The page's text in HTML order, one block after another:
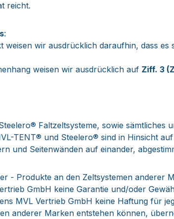
reicht.
:
weisen wir ausdrücklich daraufhin, dass es
weisen wir ausdrücklich auf Ziff. 3
Faltzeltsysteme, sowie
TENT® und Steelero® sind in Hinsicht
und Seitenwänden auf einander,
- Produkte an den Zeltsystemen anderer
GmbH keine Garantie und/oder
MVL Vertrieb GmbH keine Haftung für
anderer Marken entstehen können,